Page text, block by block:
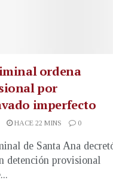
ordena
por
imperfecto
HACE 22 MINS 0
de Santa Ana
detención provisional